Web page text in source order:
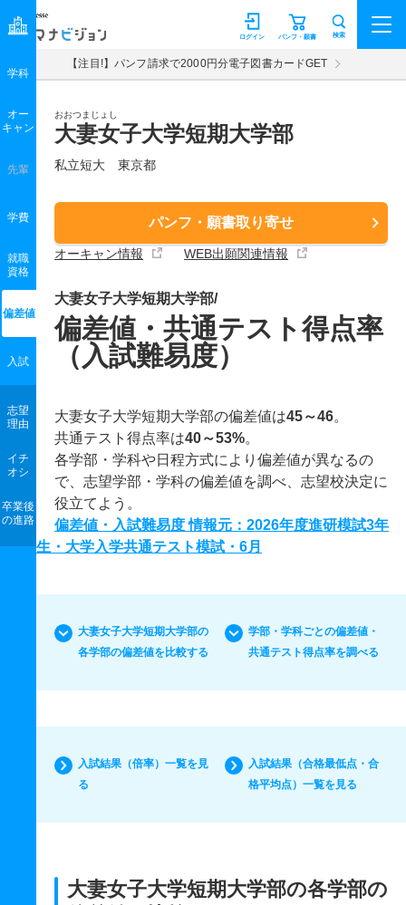
マナビジョン パンフ・願書
ログイン 検索
【注目!】パンフ請求で2000円分電子図書カードGET
おおつまじょし
大妻女子大学短期大学部
私立短大 東京都
パンフ・願書取り寄せ
オーキャン情報 WEB出願関連情報
学科
オー
キャン
先輩
学費
就職
資格
偏差値
入試
志望
理由
イチ
オシ
卒業後
の進路
大妻女子大学短期大学部/
偏差値・共通テスト得点率
（入試難易度）
大妻女子大学短期大学部の偏差値は45～46。
共通テスト得点率は40～53%。
各学部・学科や日程方式により偏差値が異なるの
で、志望学部・学科の偏差値を調べ、志望校決定に
役立てよう。
偏差値・入試難易度 情報元：2026年度進研模試3年
生・大学入学共通テスト模試・6月
大妻女子大学短期大学部の
各学部の偏差値を比較する
学部・学科ごとの偏差値・
共通テスト得点率を調べる
入試結果（倍率）一覧を見
る
入試結果（合格最低点・合
格平均点）一覧を見る
大妻女子大学短期大学部の各学部の